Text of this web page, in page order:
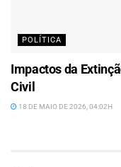
POLÍTICA
Impactos da
Civil
18 DE MAIO DE 2026, 04:02H